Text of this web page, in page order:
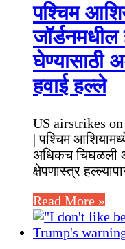
पश्चिम
जॉर्डनमधील
घेण्यासाठी
हवाई हल्ले
US airstrikes
| पश्चिम
अधिकच चिघळली
क्षेपणास्त्र
Read More »